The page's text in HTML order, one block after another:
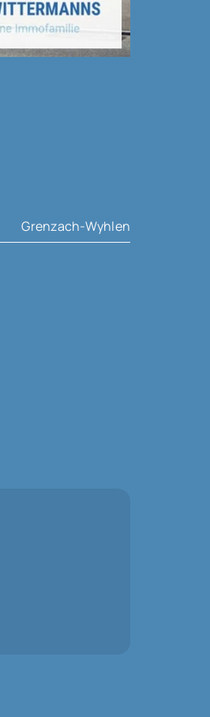
Grenzach-Wyhlen